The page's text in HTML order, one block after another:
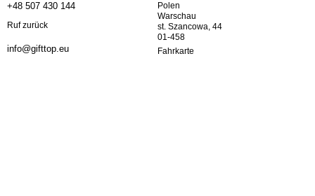
+48 507 430 144
Ruf zurück
info@gifttop.eu
Polen
Warschau
st. Szancowa, 44
01-458
Fahrkarte